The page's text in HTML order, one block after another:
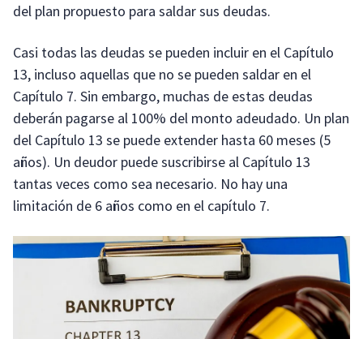
del plan propuesto para saldar sus deudas.
Casi todas las deudas se pueden incluir en el Capítulo
13, incluso aquellas que no se pueden saldar en el
Capítulo 7. Sin embargo, muchas de estas deudas
deberán pagarse al 100% del monto adeudado. Un plan
del Capítulo 13 se puede extender hasta 60 meses (5
años). Un deudor puede suscribirse al Capítulo 13
tantas veces como sea necesario. No hay una
limitación de 6 años como en el capítulo 7.